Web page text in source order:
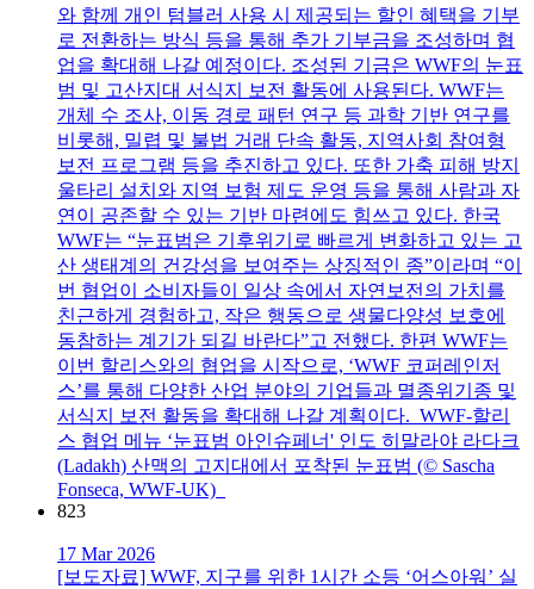
와 함께 개인 텀블러 사용 시 제공되는 할인 혜택을 기부
로 전환하는 방식 등을 통해 추가 기부금을 조성하며 협
업을 확대해 나갈 예정이다. 조성된 기금은 WWF의 눈표
범 및 고산지대 서식지 보전 활동에 사용된다. WWF는
개체 수 조사, 이동 경로 패턴 연구 등 과학 기반 연구를
비롯해, 밀렵 및 불법 거래 단속 활동, 지역사회 참여형
보전 프로그램 등을 추진하고 있다. 또한 가축 피해 방지
울타리 설치와 지역 보험 제도 운영 등을 통해 사람과 자
연이 공존할 수 있는 기반 마련에도 힘쓰고 있다. 한국
WWF는 “눈표범은 기후위기로 빠르게 변화하고 있는 고
산 생태계의 건강성을 보여주는 상징적인 종”이라며 “이
번 협업이 소비자들이 일상 속에서 자연보전의 가치를
친근하게 경험하고, 작은 행동으로 생물다양성 보호에
동참하는 계기가 되길 바란다”고 전했다. 한편 WWF는
이번 할리스와의 협업을 시작으로, ‘WWF 코퍼레인저
스’를 통해 다양한 산업 분야의 기업들과 멸종위기종 및
서식지 보전 활동을 확대해 나갈 계획이다. WWF-할리
스 협업 메뉴 ‘눈표범 아인슈페너' 인도 히말라야 라다크
(Ladakh) 산맥의 고지대에서 포착된 눈표범 (© Sascha
Fonseca, WWF-UK)
823
17 Mar 2026
[보도자료] WWF, 지구를 위한 1시간 소등 ‘어스아워’ 실